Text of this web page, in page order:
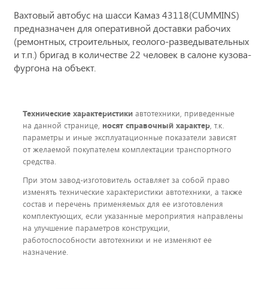
Вахтовый автобус на шасси Камаз 43118(CUMMINS)
предназначен для оперативной доставки рабочих
(ремонтных, строительных, геолого-разведывательных
и т.п.) бригад в количестве 22 человек в салоне кузова-
фургона на объект.
Технические характеристики автотехники, приведенные
на данной странице, носят справочный характер, т.к.
параметры и иные эксплуатационные показатели зависят
от желаемой покупателем комплектации транспортного
средства.
При этом завод-изготовитель оставляет за собой право
изменять технические характеристики автотехники, а также
состав и перечень применяемых для ее изготовления
комплектующих, если указанные мероприятия направлены
на улучшение параметров конструкции,
работоспособности автотехники и не изменяют ее
назначение.